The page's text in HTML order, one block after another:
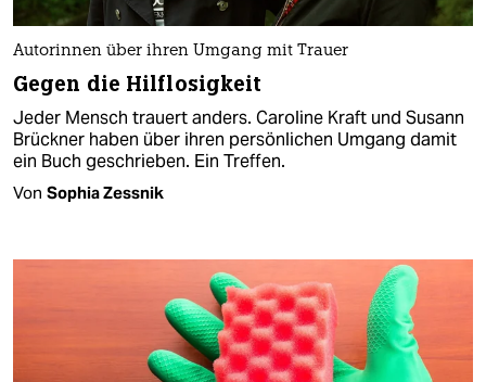
Autorinnen über ihren Umgang mit Trauer
Gegen die Hilflosigkeit
Jeder Mensch trauert anders. Caroline Kraft und Susann
Brückner haben über ihren persönlichen Umgang damit
ein Buch geschrieben. Ein Treffen.
Von Sophia Zessnik